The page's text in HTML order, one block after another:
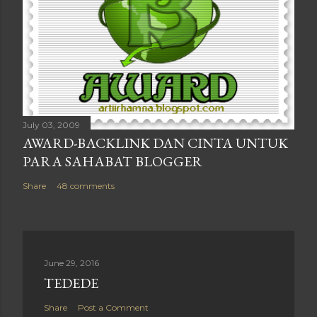
July 03, 2009
AWARD-BACKLINK DAN CINTA UNTUK
PARA SAHABAT BLOGGER
Share 48 comments
June 29, 2016
TEDEDE
Share Post a Comment